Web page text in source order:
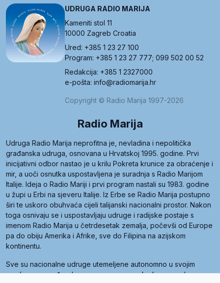
UDRUGA RADIO MARIJA
Kameniti stol 11
10000 Zagreb Croatia
Ured: +385 1 23 27 100
Program: +385 1 23 27 777; 099 502 00 52
Redakcija: +385 1 2327000
e-pošta: info@radiomarija.hr
Copyright © Radio Marija 1997-2026
Radio Marija
Udruga Radio Marija neprofitna je, nevladina i nepolitička
građanska udruga, osnovana u Hrvatskoj 1995. godine. Prvi
inicijativni odbor nastao je u krilu Pokreta krunice za obraćenje i
mir, a uoči osnutka uspostavljena je suradnja s Radio Marijom
Italije. Ideja o Radio Mariji i prvi program nastali su 1983. godine
u župi u Erbi na sjeveru Italije. Iz Erbe se Radio Marija postupno
širi te uskoro obuhvaća cijeli talijanski nacionalni prostor. Nakon
toga osnivaju se i uspostavljaju udruge i radijske postaje s
imenom Radio Marija u četrdesetak zemalja, počevši od Europe
pa do obiju Amerika i Afrike, sve do Filipina na azijskom
kontinentu.
Sve su nacionalne udruge utemeljene autonomno u svojim
zemljama, a međusobna su povezane preko krovne udruge